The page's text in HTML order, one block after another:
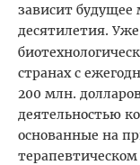
зависит
десятилетия. Уже
странах с
200 млн.
деятельностью
основанные на